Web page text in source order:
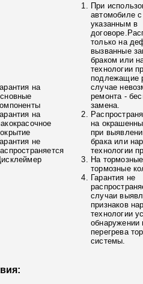
на
на
не
При
автомобиле
указанным в
только на
вызванные
браком или
технологии
подлежащие
случае
ремонта -
замена.
на
при
брака или
технологии
На
тормозные
Гарантия не
случаи
признаков
технологии
обнаружении
перегрева
системы.